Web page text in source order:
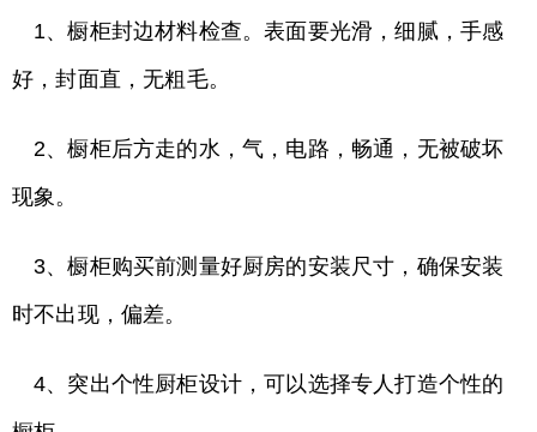
1、橱柜封边材料检查。表面要光滑，细腻，手感
好，封面直，无粗毛。
2、橱柜后方走的水，气，电路，畅通，无被破坏
现象。
3、橱柜购买前测量好厨房的安装尺寸，确保安装
时不出现，偏差。
4、突出个性厨柜设计，可以选择专人打造个性的